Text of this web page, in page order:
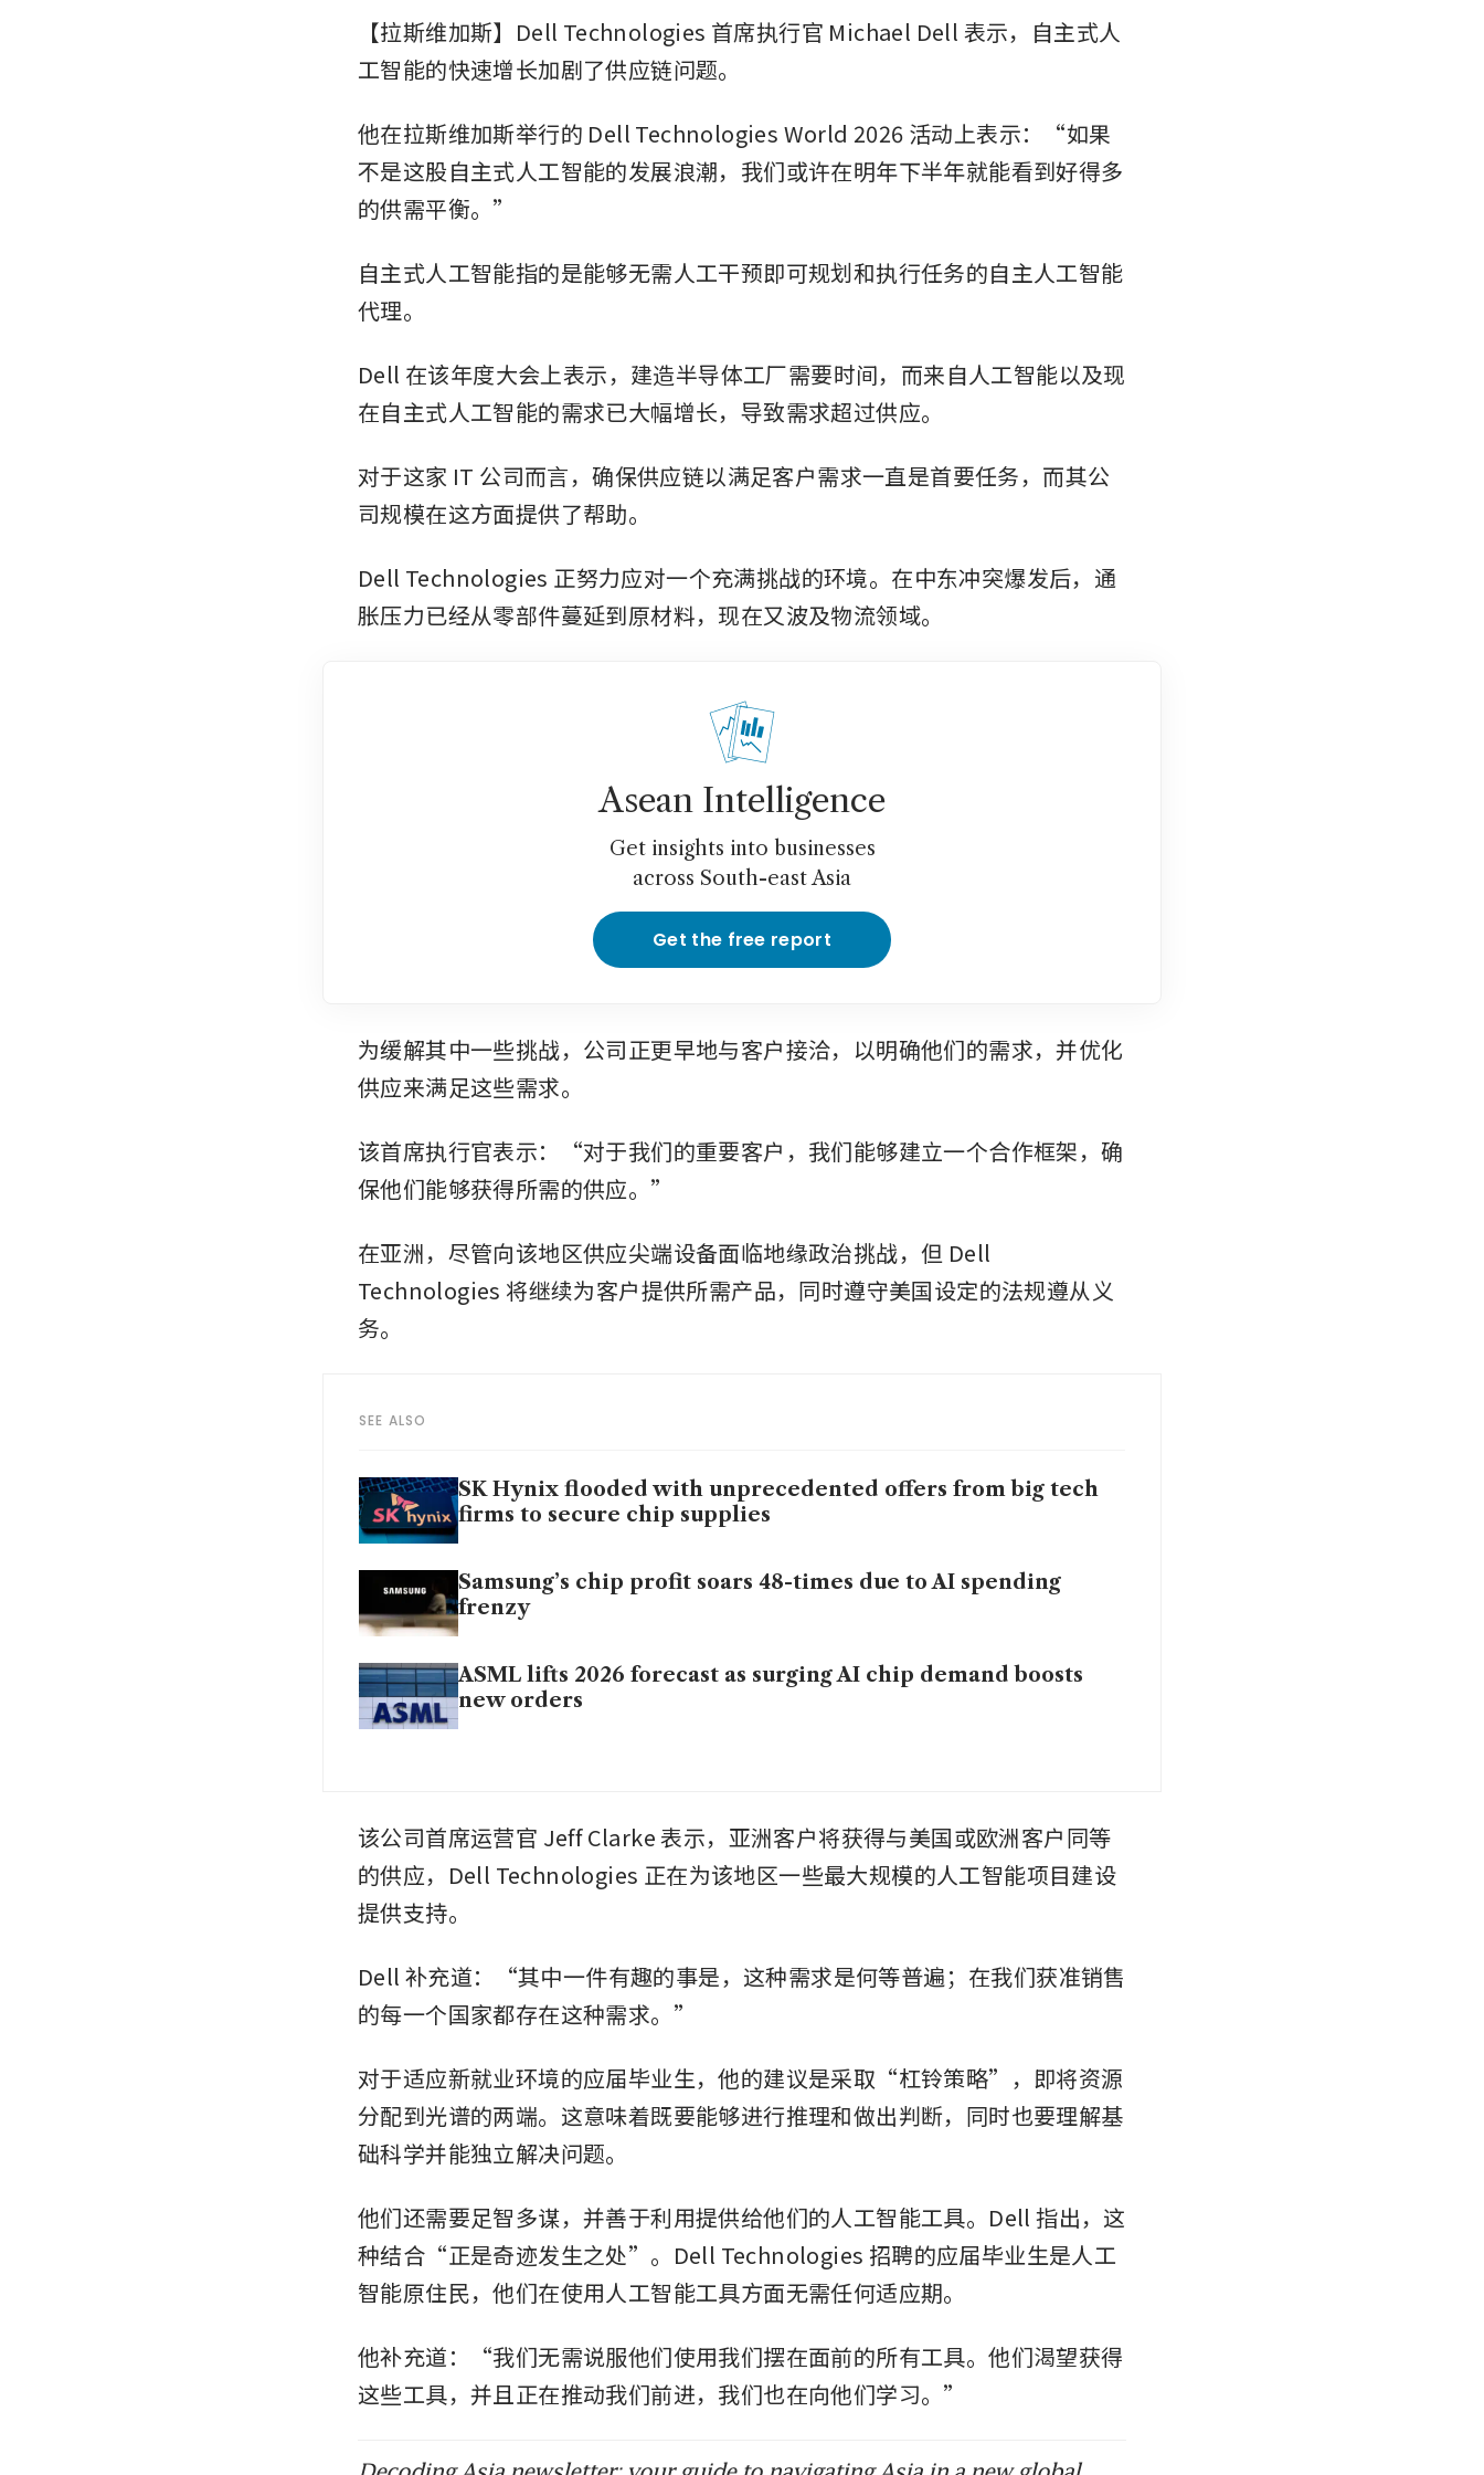
【拉斯维加斯】Dell Technologies 首席执行官 Michael Dell 表示，自主式人
工智能的快速增长加剧了供应链问题。
他在拉斯维加斯举行的 Dell Technologies World 2026 活动上表示：“如果
不是这股自主式人工智能的发展浪潮，我们或许在明年下半年就能看到好得多
的供需平衡。”
自主式人工智能指的是能够无需人工干预即可规划和执行任务的自主人工智能
代理。
Dell 在该年度大会上表示，建造半导体工厂需要时间，而来自人工智能以及现
在自主式人工智能的需求已大幅增长，导致需求超过供应。
对于这家 IT 公司而言，确保供应链以满足客户需求一直是首要任务，而其公
司规模在这方面提供了帮助。
Dell Technologies 正努力应对一个充满挑战的环境。在中东冲突爆发后，通
胀压力已经从零部件蔓延到原材料，现在又波及物流领域。
Asean Intelligence
Get insights into businesses
across South-east Asia
Get the free report
为缓解其中一些挑战，公司正更早地与客户接洽，以明确他们的需求，并优化
供应来满足这些需求。
该首席执行官表示：“对于我们的重要客户，我们能够建立一个合作框架，确
保他们能够获得所需的供应。”
在亚洲，尽管向该地区供应尖端设备面临地缘政治挑战，但 Dell
Technologies 将继续为客户提供所需产品，同时遵守美国设定的法规遵从义
务。
SEE ALSO
SK Hynix flooded with unprecedented offers from big tech
firms to secure chip supplies
Samsung’s chip profit soars 48-times due to AI spending
frenzy
ASML lifts 2026 forecast as surging AI chip demand boosts
new orders
该公司首席运营官 Jeff Clarke 表示，亚洲客户将获得与美国或欧洲客户同等
的供应，Dell Technologies 正在为该地区一些最大规模的人工智能项目建设
提供支持。
Dell 补充道：“其中一件有趣的事是，这种需求是何等普遍；在我们获准销售
的每一个国家都存在这种需求。”
对于适应新就业环境的应届毕业生，他的建议是采取“杠铃策略”，即将资源
分配到光谱的两端。这意味着既要能够进行推理和做出判断，同时也要理解基
础科学并能独立解决问题。
他们还需要足智多谋，并善于利用提供给他们的人工智能工具。Dell 指出，这
种结合“正是奇迹发生之处”。Dell Technologies 招聘的应届毕业生是人工
智能原住民，他们在使用人工智能工具方面无需任何适应期。
他补充道：“我们无需说服他们使用我们摆在面前的所有工具。他们渴望获得
这些工具，并且正在推动我们前进，我们也在向他们学习。”